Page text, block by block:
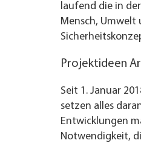
laufend die in
Mensch, Umwelt
Projektideen
Seit 1. Januar
setzen alles
Entwicklungen
Notwendigkeit,